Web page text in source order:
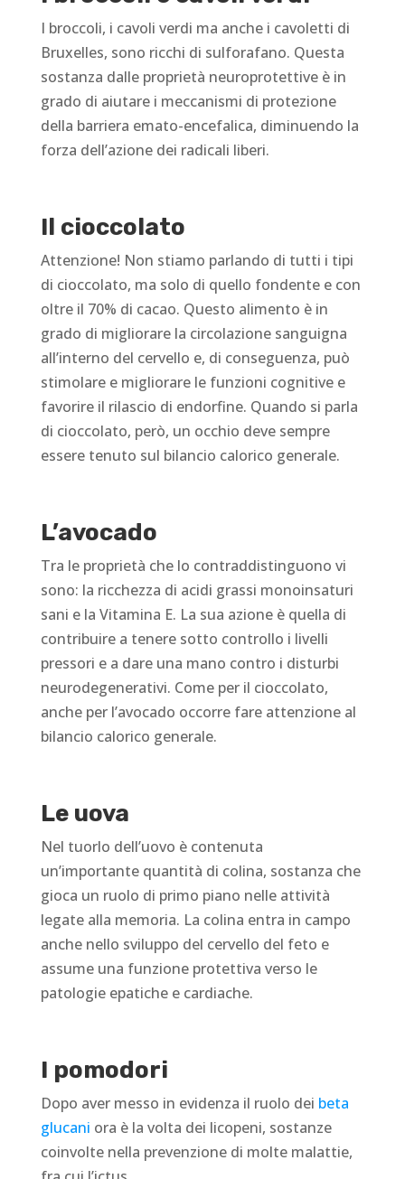
I broccoli, i cavoli verdi ma anche i cavoletti di
Bruxelles, sono ricchi di sulforafano. Questa
sostanza dalle proprietà neuroprotettive è in
grado di aiutare i meccanismi di protezione
della barriera emato-encefalica, diminuendo la
forza dell’azione dei radicali liberi.
Il cioccolato
Attenzione! Non stiamo parlando di tutti i tipi
di cioccolato, ma solo di quello fondente e con
oltre il 70% di cacao. Questo alimento è in
grado di migliorare la circolazione sanguigna
all’interno del cervello e, di conseguenza, può
stimolare e migliorare le funzioni cognitive e
favorire il rilascio di endorfine. Quando si parla
di cioccolato, però, un occhio deve sempre
essere tenuto sul bilancio calorico generale.
L’avocado
Tra le proprietà che lo contraddistinguono vi
sono: la ricchezza di acidi grassi monoinsaturi
sani e la Vitamina E. La sua azione è quella di
contribuire a tenere sotto controllo i livelli
pressori e a dare una mano contro i disturbi
neurodegenerativi. Come per il cioccolato,
anche per l’avocado occorre fare attenzione al
bilancio calorico generale.
Le uova
Nel tuorlo dell’uovo è contenuta
un’importante quantità di colina, sostanza che
gioca un ruolo di primo piano nelle attività
legate alla memoria. La colina entra in campo
anche nello sviluppo del cervello del feto e
assume una funzione protettiva verso le
patologie epatiche e cardiache.
I pomodori
Dopo aver messo in evidenza il ruolo dei beta
glucani ora è la volta dei licopeni, sostanze
coinvolte nella prevenzione di molte malattie,